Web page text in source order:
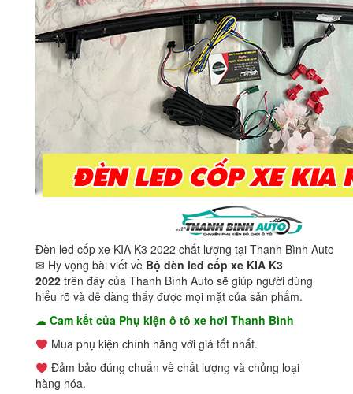
Đèn led cốp xe KIA K3 2022 chất lượng tại Thanh Bình Auto
✉ Hy vọng bài viết về Bộ đèn led cốp xe KIA K3
2022 trên đây của Thanh Bình Auto sẽ giúp người dùng
hiểu rõ và dễ dàng thấy được mọi mặt của sản phẩm.
☁ Cam kết của Phụ kiện ô tô xe hơi Thanh Bình
Mua phụ kiện chính hãng với giá tốt nhất.
Đảm bảo đúng chuẩn về chất lượng và chủng loại
hàng hóa.